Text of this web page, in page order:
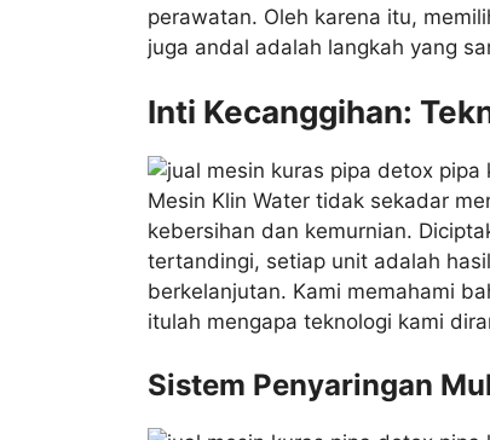
perawatan. Oleh karena itu,
juga andal adalah langkah yang
Inti Kecanggihan:
Mesin Klin Water tidak sekadar
kebersihan dan kemurnian.
tertandingi, setiap unit adalah
berkelanjutan. Kami memahami
itulah mengapa teknologi kami
Sistem Penyaringan